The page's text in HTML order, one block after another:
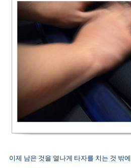
이제 남은 것을 열나게 타자를 치는 것 밖